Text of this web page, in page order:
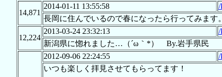
14,871
2014-01-11 13:55:58
/
長岡に住んでいるので春になったら行ってみます
12,224
2013-03-24 23:32:13
/
新潟県に惚れました…（´ω｀*） By.岩手県民
2012-09-06 22:24:55
/
いつも楽しく拝見させてもらってます！